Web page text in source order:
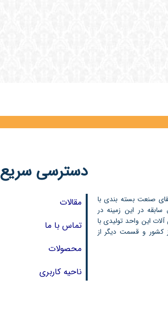
صنعت بسته بندی با
کادری مجرب با بیش از 24 سال سابقه در این زمینه در
آلات این واحد تولیدی با
کشور و قسمت دیگر از
دسترسی سریع
مقالات
تماس با ما
محصولات
ناحیه کاربری